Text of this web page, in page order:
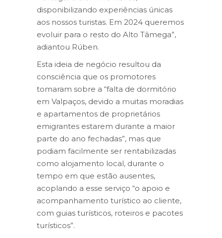
disponibilizando experiências únicas
aos nossos turistas. Em 2024 queremos
evoluir para o resto do Alto Tâmega”,
adiantou Rúben.
Esta ideia de negócio resultou da
consciência que os promotores
tomaram sobre a “falta de dormitório
em Valpaços, devido a muitas moradias
e apartamentos de proprietários
emigrantes estarem durante a maior
parte do ano fechadas”, mas que
podiam facilmente ser rentabilizadas
como alojamento local, durante o
tempo em que estão ausentes,
acoplando a esse serviço “o apoio e
acompanhamento turístico ao cliente,
com guias turísticos, roteiros e pacotes
turísticos”.